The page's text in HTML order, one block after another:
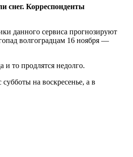
снег. Корреспонденты
данного сервиса прогнозируют
волгоградцам 16 ноября —
и то продлятся недолго.
на воскресенье, а в